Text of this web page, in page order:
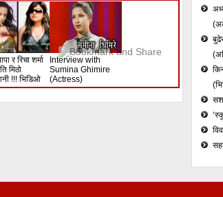
र रिचा शर्मा
मिठो
!!! भिडिओ
Interview with
Sumina Ghimire
(Actress)